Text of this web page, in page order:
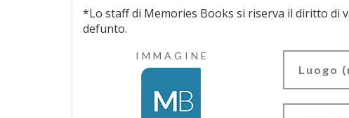
*Lo staff di Memories Books si riserva il diritto di vagliare il
defunto.
IMMAGINE